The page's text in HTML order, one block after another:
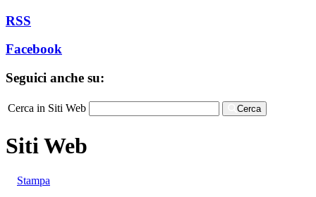
RSS
Facebook
Seguici anche su:
Cerca in Siti Web Cerca
Siti Web
Stampa